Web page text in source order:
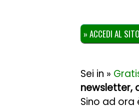
» ACCEDI AL SITO
Sei in »
newsletter,
Sino ad